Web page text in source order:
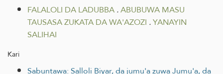
FALALOLI DA LADUBBA.ABUBUWA MASU
TAUSASA ZUKATA DA WA'AZOZI .YANAYIN
SALIHAI
Kari
Sabuntawa: Salloli Biyar, da jumu'a zuwa Jumu'a, da